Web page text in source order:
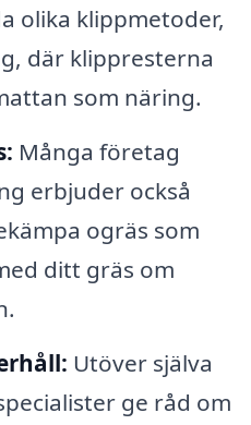
olika klippmetoder,
där klippresterna
som näring.
Många företag
erbjuder också
ogräs som
ditt gräs om
Utöver själva
ge råd om